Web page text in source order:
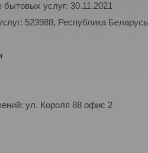
бытовых услуг: 30.11.2021
523988, Республика Беларусь
ул. Короля 88 офис 2